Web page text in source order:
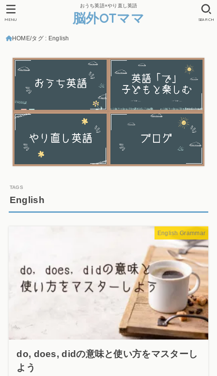
おうち英語×やり直し英語
脳外OTママ SEARCH
MENU
HOME タグ : English
English
English Grammar
do, does, didの意味と使い方をマスターし
よう